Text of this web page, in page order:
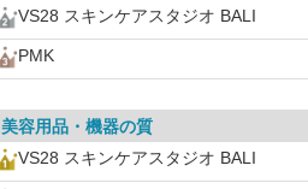
VS28 スキンケアスタジオ BALI
PMK
美容用品・機器の質
VS28 スキンケアスタジオ BALI